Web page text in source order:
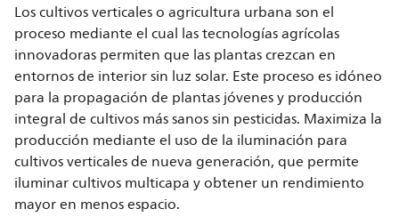
Los cultivos verticales o agricultura urbana son el
proceso mediante el cual las tecnologías agrícolas
innovadoras permiten que las plantas crezcan en
entornos de interior sin luz solar. Este proceso es idóneo
para la propagación de plantas jóvenes y producción
integral de cultivos más sanos sin pesticidas. Maximiza la
producción mediante el uso de la iluminación para
cultivos verticales de nueva generación, que permite
iluminar cultivos multicapa y obtener un rendimiento
mayor en menos espacio.